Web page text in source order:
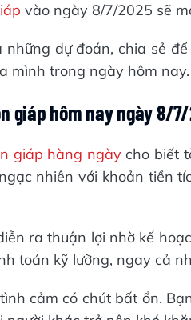
vào ngày 8/7/2025 sẽ
những dự đoán, chia sẻ
mình trong ngày hôm nay.
giáp hôm nay ngày 8/
giáp hàng ngày cho biết
nhiên với khoản tiền
ra thuận lợi nhờ kế
toán kỹ lưỡng, ngay cả
cảm có chút bất ổn.